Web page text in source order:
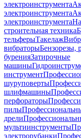
электроинструмента
электроинструмента
электроинструмента
строительная техника
тельферыТакелаж
вибраторыБензорезы,
буренияЗатирочные
машины
инструмент
шуруповерты
шлифмашины
перфораторы
пилы
дрели
мультиинструменты
электрорубанки